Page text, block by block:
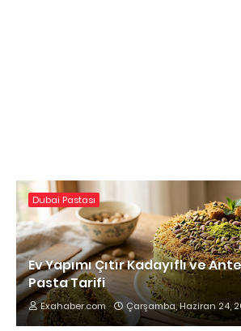
Dubai Pastası
Ev Yapımı Çıtır Kadayıflı ve
Pasta Tarifi
Exahaber.com Çarşamba, Haziran 24,